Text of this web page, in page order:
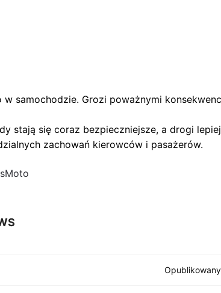
samochodzie. Grozi poważnymi
stają się coraz bezpieczniejsze, a drogi
zachowań kierowców i pasażerów.